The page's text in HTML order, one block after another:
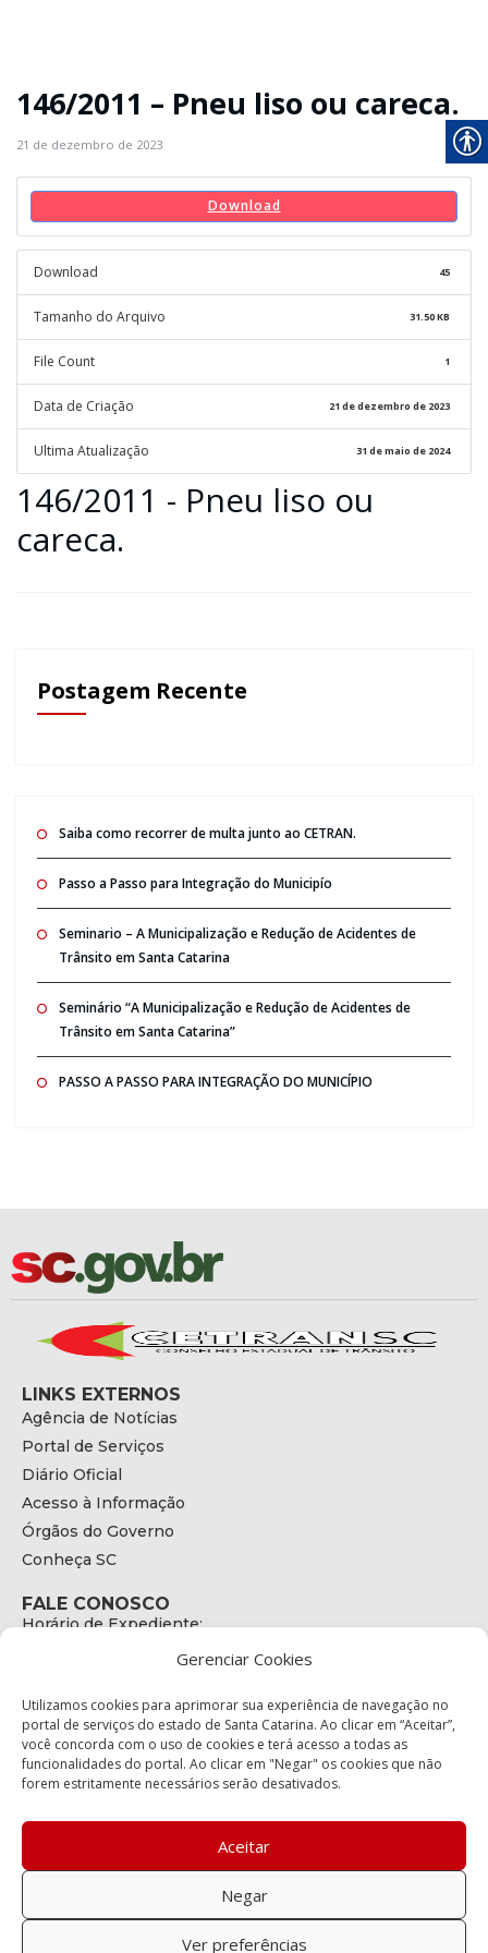
Gerenciar Cookies
Utilizamos cookies para aprimorar sua experiência de navegação no
portal de serviços do estado de Santa Catarina. Ao clicar em “Aceitar”,
você concorda com o uso de cookies e terá acesso a todas as
funcionalidades do portal. Ao clicar em "Negar" os cookies que não
forem estritamente necessários serão desativados.
Aceitar
Negar
Ver preferências
146/2011 – Pneu liso ou careca.
21 de dezembro de 2023
Download
Download 45
Tamanho do Arquivo 31.50 KB
File Count 1
Data de Criação 21 de dezembro de 2023
Ultima Atualização 31 de maio de 2024
146/2011 - Pneu liso ou
careca.
Postagem Recente
Saiba como recorrer de multa junto ao CETRAN.
Passo a Passo para Integração do Municipío
Seminario – A Municipalização e Redução de Acidentes de
Trânsito em Santa Catarina
Seminário “A Municipalização e Redução de Acidentes de
Trânsito em Santa Catarina”
PASSO A PASSO PARA INTEGRAÇÃO DO MUNICÍPIO
LINKS EXTERNOS
Agência de Notícias
Portal de Serviços
Diário Oficial
Acesso à Informação
Órgãos do Governo
Conheça SC
FALE CONOSCO
Horário de Expediente:
E-mail:
secretariaexecutiva@cetran.sc.gov.br
ENDEREÇO
Endereço:
Bairro:
Coqueiros, Florianópolis SC
88.080-160
Política de privacidade